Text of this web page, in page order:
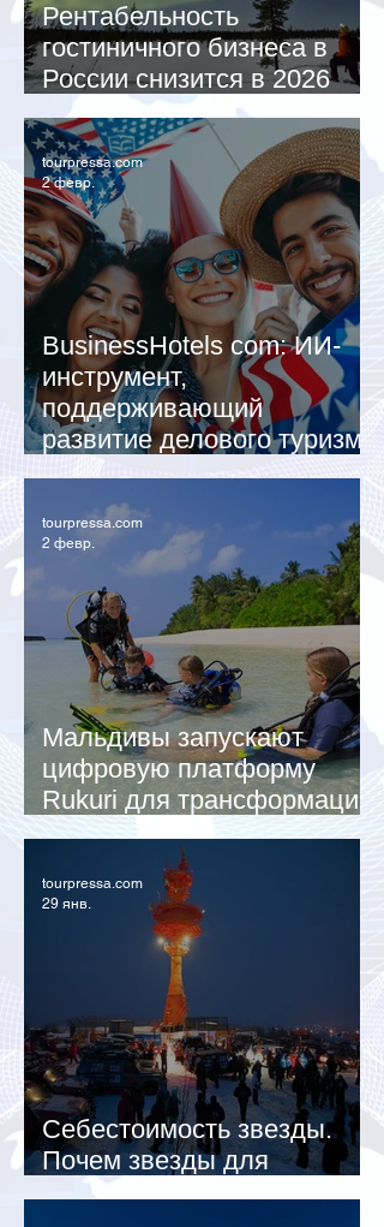
Рентабельность
гостиничного бизнеса в
России снизится в 2026
году
BusinessHotels com: ИИ-
инструмент,
поддерживающий
развитие делового туризма
в США
tourpressa.com
2 февр.
Мальдивы запускают
цифровую платформу
Rukuri для трансформации
рынка труда в туризме
tourpressa.com
2 февр.
Себестоимость звезды.
Почем звезды для
российских отелей?!
tourpressa.com
29 янв.